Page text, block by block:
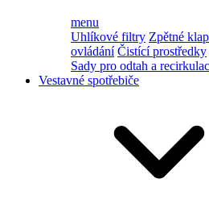
menu
Uhlíkové filtry Zpětné
ovládání Čistící prostředky
Sady pro odtah a
Vestavné spotřebiče